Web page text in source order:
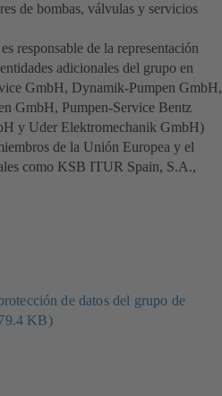
de bombas, válvulas y servicios
responsable de la representación
adicionales del grupo en
GmbH, Dynamik-Pumpen GmbH,
GmbH, Pumpen-Service Bentz
y Uder Elektromechanik GmbH)
de la Unión Europea y el
como KSB ITUR Spain, S.A.,
de datos del grupo de
KB)